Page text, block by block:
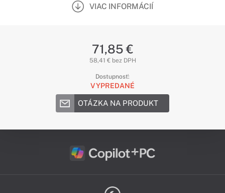
VIAC INFORMÁCIÍ
71,85 €
58,41 € bez DPH
Dostupnosť:
VYPREDANÉ
OTÁZKA NA PRODUKT